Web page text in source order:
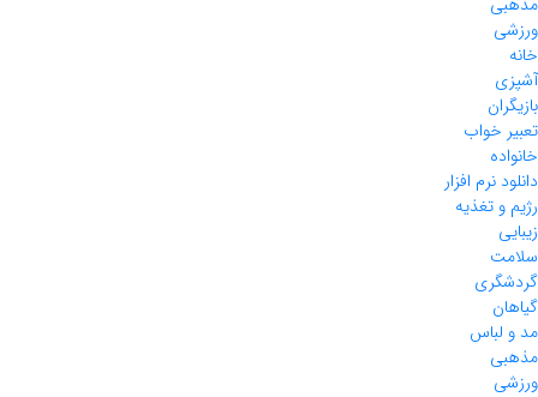
ورزشی
خانه
آشپزی
بازیگران
تعبیر خواب
خانواده
دانلود نرم افزار
رژیم و تغذیه
زیبایی
سلامت
گردشگری
گیاهان
مد و لباس
مذهبی
ورزشی